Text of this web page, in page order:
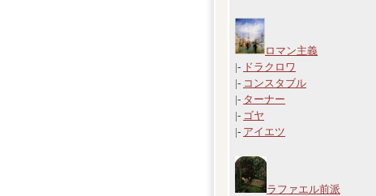
ロマン主義
|- ドラクロワ
|- コンスタブル
|- ターナー
|- ゴヤ
|- アイエツ
ラファエル前派